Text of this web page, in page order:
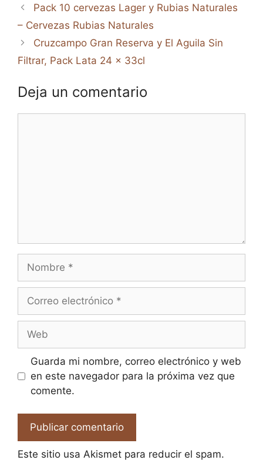
Pack 10 cervezas Lager y Rubias Naturales
– Cervezas Rubias Naturales
Cruzcampo Gran Reserva y El Aguila Sin
Filtrar, Pack Lata 24 x 33cl
Deja un comentario
Nombre
Correo
Web
Guarda mi nombre, correo electrónico y web
en este navegador para la próxima vez que
comente.
Este sitio usa Akismet para reducir el spam.